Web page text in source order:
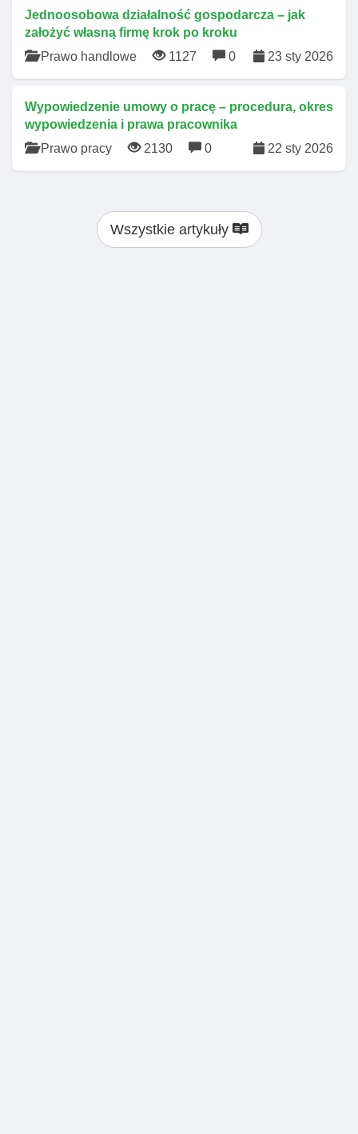
Jednoosobowa działalność gospodarcza – jak
założyć własną firmę krok po kroku
Prawo handlowe
1127 0 23 sty 2026
Wypowiedzenie umowy o pracę – procedura, okres
wypowiedzenia i prawa pracownika
Prawo pracy
2130 0 22 sty 2026
Wszystkie artykuły